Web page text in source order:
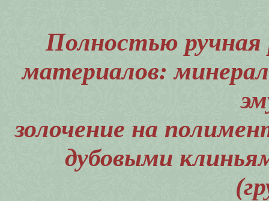
Полностью ручная
материалов:
золочение на
дубовыми